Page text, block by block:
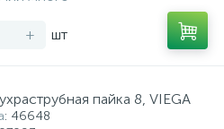
+ шт
пайка 8, VIEGA
: 46648